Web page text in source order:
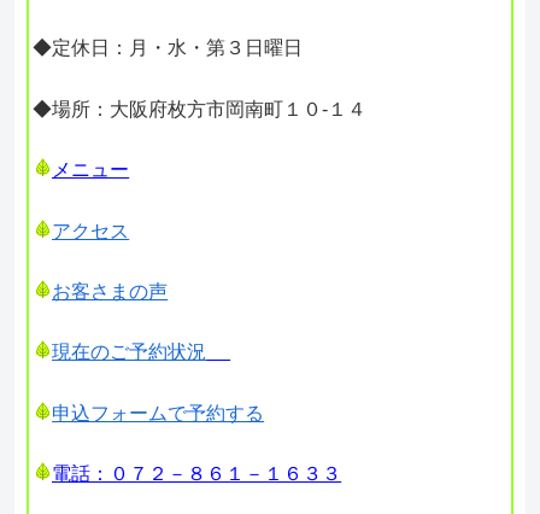
◆定休日：月・水・第３日曜日
◆場所：大阪府枚方市岡南町１０-１４
メニュー
アクセス
お客さまの声
現在のご予約状況
申込フォームで予約する
電話：０７２－８６１－１６３３